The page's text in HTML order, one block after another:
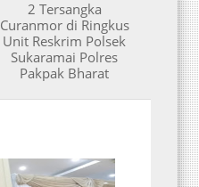
2 Tersangka
Curanmor di Ringkus
Unit Reskrim Polsek
Sukaramai Polres
Pakpak Bharat